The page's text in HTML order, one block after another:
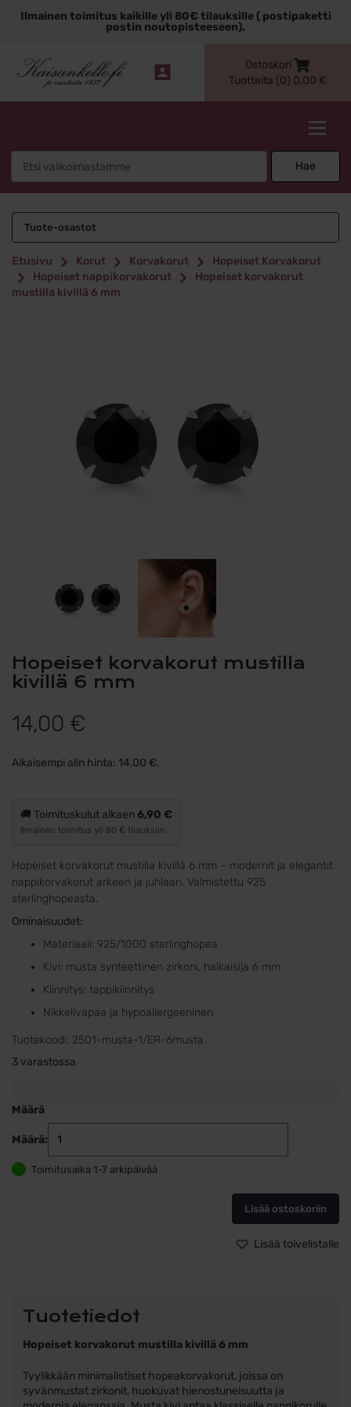
sisältöönIlmainen toimitus kaikille yli 80€ tilauksille ( postipaketti
postin noutopisteeseen).
Ostoskori
Tuotteita (0) 0,00 €
Hae
Tuote-osastot
Etusivu Korut Korvakorut
Hopeiset Korvakorut
Hopeiset nappikorvakorut
Hopeiset korvakorut
mustilla kivillä 6 mm
Hopeiset korvakorut mustilla
kivillä 6 mm
14,00 €
Aikaisempi alin hinta: 14,00 €.
🚚 Toimituskulut alkaen6,90 €
Ilmainen toimitus yli 80 € tilauksiin.
Hopeiset korvakorut mustilla kivillä 6 mm – modernit ja elegantit
nappikorvakorut arkeen ja juhlaan. Valmistettu 925
sterlinghopeasta.
Ominaisuudet:
Materiaali: 925/1000 sterlinghopea
Kivi: musta synteettinen zirkoni, halkaisija 6 mm
Kiinnitys: tappikiinnitys
Nikkelivapaa ja hypoallergeeninen
Tuotekoodi: 2501-musta-1/ER-6musta
3 varastossa
Määrä
Määrä:
kivillä
6
mm
Toimitusaika 1-7 arkipäivää
Lisää ostoskoriin
Lisää toivelistalle
Tuotetiedot
Hopeiset korvakorut mustilla kivillä 6 mm
Tyylikkään minimalistiset hopeakorvakorut, joissa on
syvänmustat zirkonit, huokuvat hienostuneisuutta ja